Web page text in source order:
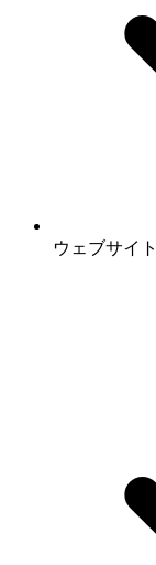
ウェブサイ